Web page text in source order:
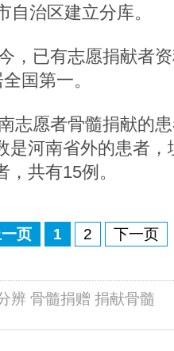
治区建立分库。
，已有志愿捐献者
国第一。
志愿者骨髓捐献的
是河南省外的患者
共有15例。
页 1 2 下一页
辨 骨髓捐赠 捐献骨髓